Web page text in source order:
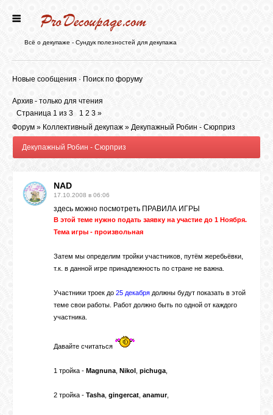
БЛОГ
ФОРУМ
СТАТЬИ
Всё о декупаже - Сундук полезностей для декупажа
Новые сообщения · Поиск по форуму
Архив - только для чтения
Страница 1 из 3 1 2 3 »
Форум » Коллективный декупаж » Декупажный Робин - Сюрприз
Декупажный Робин - Сюрприз
NAD
17.10.2008 в 06:06
здесь можно посмотреть ПРАВИЛА ИГРЫ
В этой теме нужно подать заявку на участие до 1 Ноября.
Тема игры - произвольная
Затем мы определим тройки участников, путём жеребьёвки,
т.к. в данной игре принадлежность по стране не важна.
Участники троек до 25 декабря должны будут показать в этой
теме свои работы. Работ должно быть по одной от каждого
участника.
Давайте считаться
1 тройка - Magnuna Nikol pichuga
2 тройка - Tasha gingercat anamur,